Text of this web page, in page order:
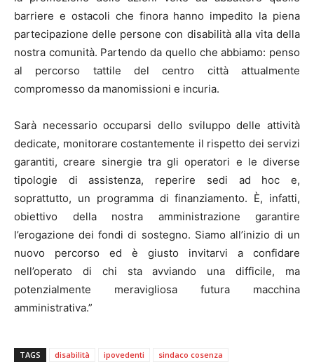
barriere e ostacoli che finora hanno impedito la piena
partecipazione delle persone con disabilità alla vita della
nostra comunità. Partendo da quello che abbiamo: penso
al percorso tattile del centro città attualmente
compromesso da manomissioni e incuria.
Sarà necessario occuparsi dello sviluppo delle attività
dedicate, monitorare costantemente il rispetto dei servizi
garantiti, creare sinergie tra gli operatori e le diverse
tipologie di assistenza, reperire sedi ad hoc e,
soprattutto, un programma di finanziamento. È, infatti,
obiettivo della nostra amministrazione garantire
l’erogazione dei fondi di sostegno. Siamo all’inizio di un
nuovo percorso ed è giusto invitarvi a confidare
nell’operato di chi sta avviando una difficile, ma
potenzialmente meravigliosa futura macchina
amministrativa.”
TAGS disabilità ipovedenti sindaco cosenza